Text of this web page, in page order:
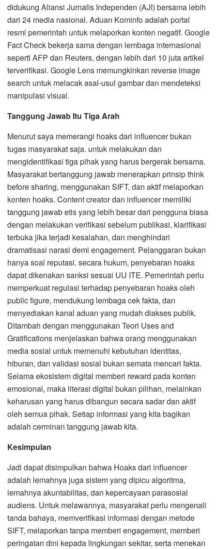
didukung Aliansi Jurnalis Independen (AJI) bersama lebih
dari 24 media nasional. Aduan Kominfo adalah portal
resmi pemerintah untuk melaporkan konten negatif. Google
Fact Check bekerja sama dengan lembaga internasional
seperti AFP dan Reuters, dengan lebih dari 10 juta artikel
terverifikasi. Google Lens memungkinkan reverse image
search untuk melacak asal-usul gambar dan mendeteksi
manipulasi visual.
Tanggung Jawab Itu Tiga Arah
Menurut saya memerangi hoaks dari influencer bukan
tugas masyarakat saja. untuk melakukan dan
mengidentifikasi tiga pihak yang harus bergerak bersama.
Masyarakat bertanggung jawab menerapkan prinsip think
before sharing, menggunakan SIFT, dan aktif melaporkan
konten hoaks. Content creator dan influencer memiliki
tanggung jawab etis yang lebih besar dari pengguna biasa
dengan melakukan verifikasi sebelum publikasi, klarifikasi
terbuka jika terjadi kesalahan, dan menghindari
dramatisasi narasi demi engagement. Pelanggaran bukan
hanya soal reputasi. secara hukum, penyebaran hoaks
dapat dikenakan sanksi sesuai UU ITE. Pemerintah perlu
memperkuat regulasi terhadap penyebaran hoaks oleh
public figure, mendukung lembaga cek fakta, dan
menyediakan kanal aduan yang mudah diakses publik.
Ditambah dengan menggunakan Teori Uses and
Gratifications menjelaskan bahwa orang menggunakan
media sosial untuk memenuhi kebutuhan identitas,
hiburan, dan validasi sosial bukan semata mencari fakta.
Selama ekosistem digital memberi reward pada konten
emosional, maka literasi digital bukan pilihan, melainkan
keharusan yang harus dibangun secara sadar dan aktif
oleh semua pihak. Setiap informasi yang kita bagikan
adalah cerminan tanggung jawab kita.
Kesimpulan
Jadi dapat disimpulkan bahwa Hoaks dari influencer
adalah lemahnya juga sistem yang dipicu algoritma,
lemahnya akuntabilitas, dan kepercayaan parasosial
audiens. Untuk melawannya, masyarakat perlu mengenali
tanda bahaya, memverifikasi informasi dengan metode
SIFT, melaporkan tanpa memberi engagement, memberi
peringatan dini kepada lingkungan sekitar, serta menekan